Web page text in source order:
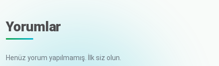
Yorumlar
Henüz yorum yapılmamış. İlk siz olun.